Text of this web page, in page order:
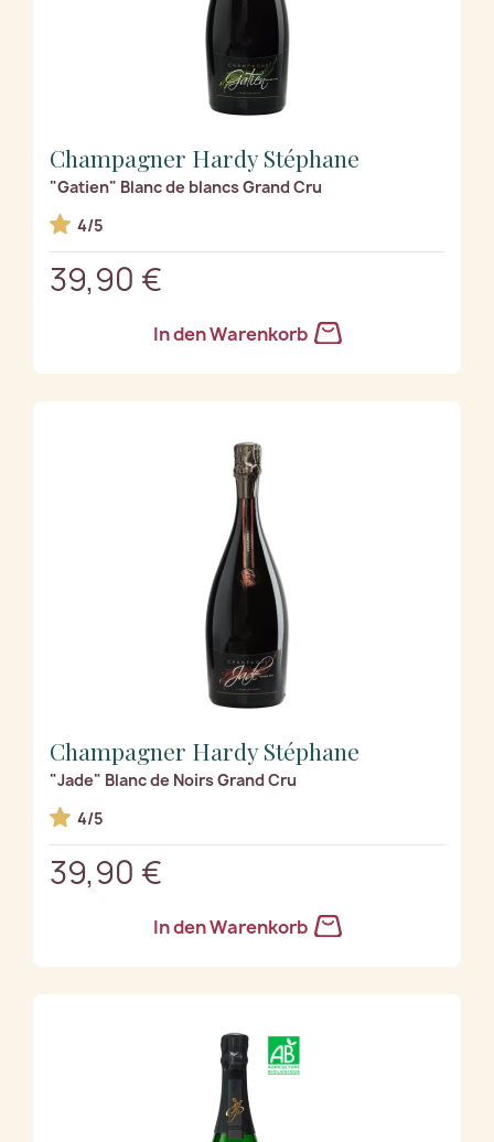
Champagner Hardy Stéphane
"Gatien" Blanc de blancs Grand Cru
4/5
39,90 €
In den Warenkorb
Champagner Hardy Stéphane
"Jade" Blanc de Noirs Grand Cru
4/5
39,90 €
In den Warenkorb